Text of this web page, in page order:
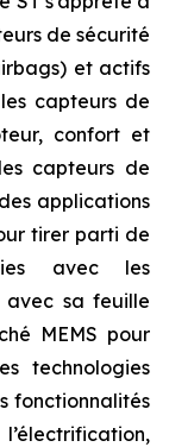
de sécurité
et actifs
capteurs de
confort et
capteurs de
applications
tirer parti de
avec les
avec sa feuille
MEMS pour
technologies
fonctionnalités